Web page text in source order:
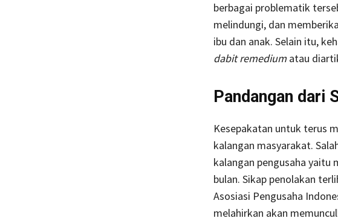
berbagai problematik
melindungi, dan
ibu dan anak. Selain itu,
dabit remedium atau
Pandangan dari
Kesepakatan untuk terus
kalangan masyarakat.
kalangan pengusaha yaitu
bulan. Sikap penolakan
Asosiasi Pengusaha
melahirkan akan